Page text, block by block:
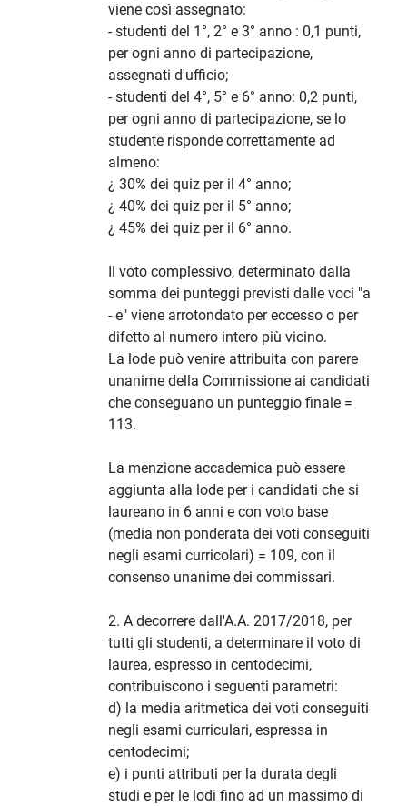
viene così assegnato:
- studenti del 1°, 2° e 3° anno : 0,1 punti,
per ogni anno di partecipazione,
assegnati d'ufficio;
- studenti del 4°, 5° e 6° anno: 0,2 punti,
per ogni anno di partecipazione, se lo
studente risponde correttamente ad
almeno:
¿ 30% dei quiz per il 4° anno;
¿ 40% dei quiz per il 5° anno;
¿ 45% dei quiz per il 6° anno.
Il voto complessivo, determinato dalla
somma dei punteggi previsti dalle voci "a
- e" viene arrotondato per eccesso o per
difetto al numero intero più vicino.
La lode può venire attribuita con parere
unanime della Commissione ai candidati
che conseguano un punteggio finale =
113.
La menzione accademica può essere
aggiunta alla lode per i candidati che si
laureano in 6 anni e con voto base
(media non ponderata dei voti conseguiti
negli esami curricolari) = 109, con il
consenso unanime dei commissari.
2. A decorrere dall'A.A. 2017/2018, per
tutti gli studenti, a determinare il voto di
laurea, espresso in centodecimi,
contribuiscono i seguenti parametri:
d) la media aritmetica dei voti conseguiti
negli esami curriculari, espressa in
centodecimi;
e) i punti attributi per la durata degli
studi e per le lodi fino ad un massimo di